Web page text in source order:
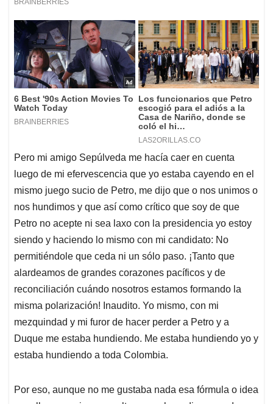
Pero mi amigo Sepúlveda me hacía caer en cuenta
luego de mi efervescencia que yo estaba cayendo en el
mismo juego sucio de Petro, me dijo que o nos unimos o
nos hundimos y que así como crítico que soy de que
Petro no acepte ni sea laxo con la presidencia yo estoy
siendo y haciendo lo mismo con mi candidato: No
permitiéndole que ceda ni un sólo paso. ¡Tanto que
alardeamos de grandes corazones pacíficos y de
reconciliación cuándo nosotros estamos formando la
misma polarización! Inaudito. Yo mismo, con mi
mezquindad y mi furor de hacer perder a Petro y a
Duque me estaba hundiendo. Me estaba hundiendo yo y
estaba hundiendo a toda Colombia.
Por eso, aunque no me gustaba nada esa fórmula o idea